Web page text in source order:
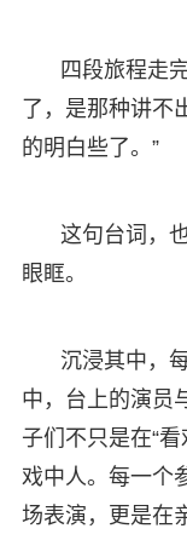
四段旅程走
了，是那种讲不
的明白些了。”
这句台词，
眼眶。
沉浸其中，
中，台上的演
子们不只是在“
戏中人。每一个
场表演，更是在